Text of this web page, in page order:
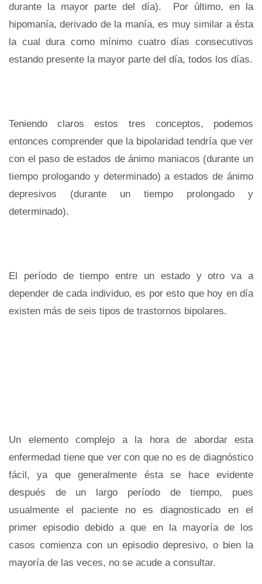
durante la mayor parte del día). Por último, en la
hipomanía, derivado de la manía, es muy similar a ésta
la cual dura como mínimo cuatro días consecutivos
estando presente la mayor parte del día, todos los días.
Teniendo claros estos tres conceptos, podemos
entonces comprender que la bipolaridad tendría que ver
con el paso de estados de ánimo maniacos (durante un
tiempo prologando y determinado) a estados de ánimo
depresivos (durante un tiempo prolongado y
determinado).
El período de tiempo entre un estado y otro va a
depender de cada individuo, es por esto que hoy en día
existen más de seis tipos de trastornos bipolares.
Un elemento complejo a la hora de abordar esta
enfermedad tiene que ver con que no es de diagnóstico
fácil, ya que generalmente ésta se hace evidente
después de un largo período de tiempo, pues
usualmente el paciente no es diagnosticado en el
primer episodio debido a que en la mayoría de los
casos comienza con un episodio depresivo, o bien la
mayoría de las veces, no se acude a consultar.